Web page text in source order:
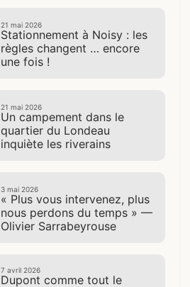
21 mai 2026
Stationnement à Noisy : les
règles changent … encore
une fois !
21 mai 2026
Un campement dans le
quartier du Londeau
inquiète les riverains
3 mai 2026
« Plus vous intervenez, plus
nous perdons du temps » —
Olivier Sarrabeyrouse
7 avril 2026
Dupont comme tout le